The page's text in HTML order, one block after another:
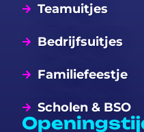
Teamuitjes
Bedrijfsuitjes
Familiefeestje
Scholen & BSO